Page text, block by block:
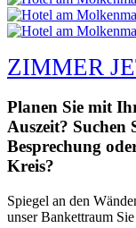
ZIMMER
Planen Sie mit
Auszeit? Suchen
Besprechung
Kreis?
Spiegel an den
unser Bankettraum